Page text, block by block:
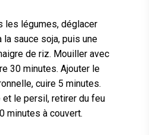
les légumes, déglacer
sauce soja, puis une
de riz. Mouiller avec
30 minutes. Ajouter le
cuire 5 minutes.
et le persil, retirer du feu
minutes à couvert.